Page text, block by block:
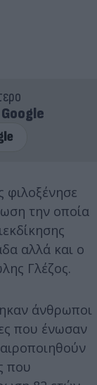
Google
φιλοξένησε
την οποία
αλλά και ο
Γλέζος.
άνθρωποι
που ένωσαν
που